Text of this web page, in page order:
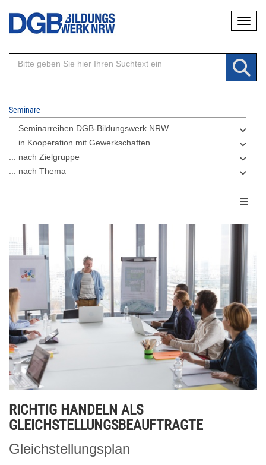
Direkt
Inhalt
Seminare
... Seminarreihen DGB-Bildungswerk NRW
... in Kooperation mit Gewerkschaften
... nach Zielgruppe
... nach Thema
RICHTIG HANDELN ALS
GLEICHSTELLUNGSBEAUFTRAGTE
Gleichstellungsplan